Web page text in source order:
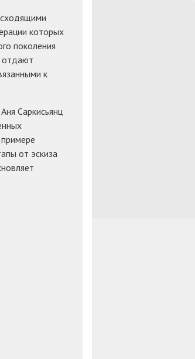
которых
поколения
отдают
к
Саркисьянц
от эскиза